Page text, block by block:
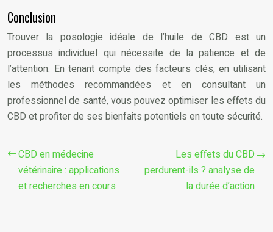
Conclusion
Trouver la posologie idéale de l’huile de CBD est un
processus individuel qui nécessite de la patience et de
l’attention. En tenant compte des facteurs clés, en utilisant
les méthodes recommandées et en consultant un
professionnel de santé, vous pouvez optimiser les effets du
CBD et profiter de ses bienfaits potentiels en toute sécurité.
CBD en médecine
vétérinaire : applications
et recherches en cours
Les effets du CBD
perdurent-ils ? analyse de
la durée d’action